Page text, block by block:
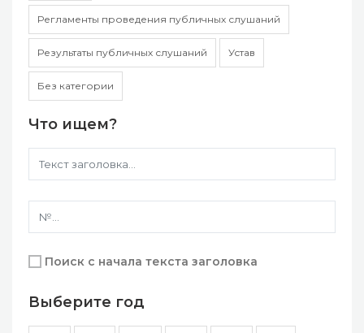
Регламенты проведения публичных слушаний
Результаты публичных слушаний Устав
Без категории
Что ищем?
Поиск с начала текста заголовка
Выберите год